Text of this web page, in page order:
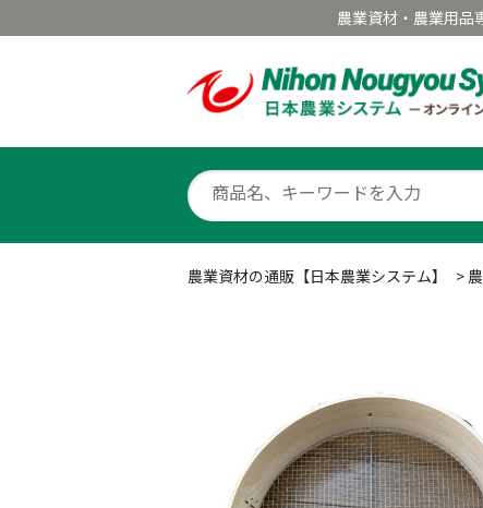
農業資材・農業用品
農業資材の通販【日本農業システム】 >